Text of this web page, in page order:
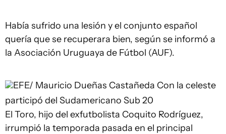
Había sufrido una lesión y el conjunto español
quería que se recuperara bien, según se informó a
la Asociación Uruguaya de Fútbol (AUF).
EFE/ Mauricio Dueñas Castañeda Con la celeste
participó del Sudamericano Sub 20
El Toro, hijo del exfutbolista Coquito Rodríguez,
irrumpió la temporada pasada en el principal